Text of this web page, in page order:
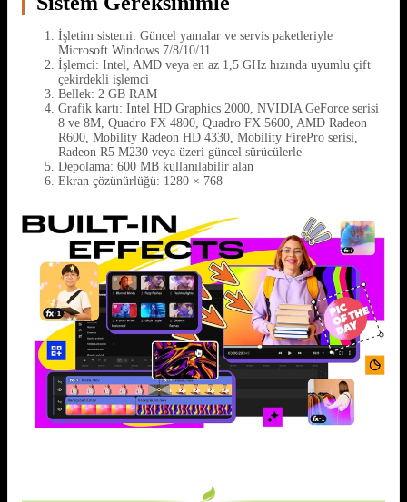
İşletim sistemi: Güncel yamalar ve servis paketleriyle
Microsoft Windows 7/8/10/11
İşlemci: Intel, AMD veya en az 1,5 GHz hızında uyumlu çift
çekirdekli işlemci
Bellek: 2 GB RAM
Grafik kartı: Intel HD Graphics 2000, NVIDIA GeForce serisi
8 ve 8M, Quadro FX 4800, Quadro FX 5600, AMD Radeon
R600, Mobility Radeon HD 4330, Mobility FirePro serisi,
Radeon R5 M230 veya üzeri güncel sürücülerle
Depolama: 600 MB kullanılabilir alan
Ekran çözünürlüğü: 1280 × 768